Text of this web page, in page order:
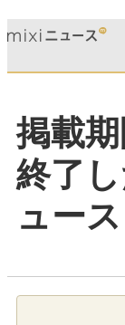
掲載
終了
ュース